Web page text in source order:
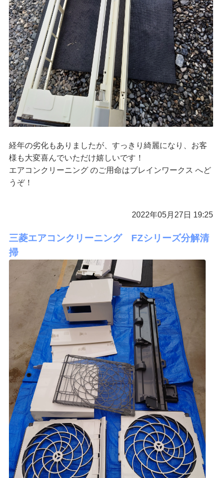
経年の劣化もありましたが、すっきり綺麗になり、お客
様も大変喜んでいただけ嬉しいです！
エアコンクリーニング のご用命はブレインワークス へど
うぞ！
2022年05月27日 19:25
三菱エアコンクリーニング FZシリーズ分解清
掃